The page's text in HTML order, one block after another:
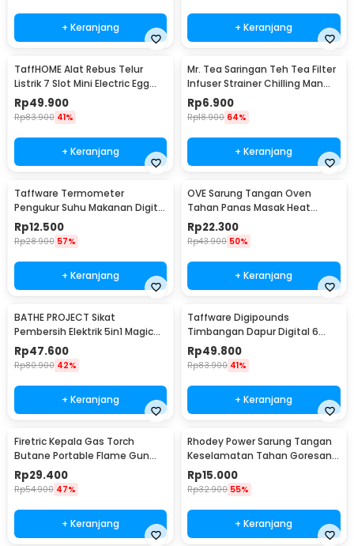
+ Keranjang + Keranjang
TaffHOME Alat Rebus Telur
Listrik 7 Slot Mini Electric Egg
Cooker 350W - YS-203
Rp49.900
Rp83.900 41%
+ Keranjang
Mr. Tea Saringan Teh Tea Filter
Infuser Strainer Chilling Man
Silicon - MR03
Rp6.900
Rp18.900 64%
+ Keranjang
Taffware Termometer
Pengukur Suhu Makanan Digital
Daging Kopi Susu - TP101
Rp12.500
Rp28.900 57%
+ Keranjang
OVE Sarung Tangan Oven
Tahan Panas Masak Heat
Resistant Gloves - 540F
Rp22.300
Rp43.900 50%
+ Keranjang
BATHE PROJECT Sikat
Pembersih Elektrik 5in1 Magic
Brush Rechargeable - WQ8110
Rp47.600
Rp80.900 42%
+ Keranjang
Taffware Digipounds
Timbangan Dapur Digital 6
Satuan 1kg 0.1g - i2000
Rp49.800
Rp83.900 41%
+ Keranjang
Firetric Kepala Gas Torch
Butane Portable Flame Gun
Adjustable - 807
Rp29.400
Rp54.900 47%
+ Keranjang
Rhodey Power Sarung Tangan
Keselamatan Tahan Goresan
Pisau - EN388
Rp15.000
Rp32.900 55%
+ Keranjang